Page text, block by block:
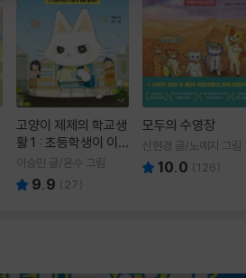
고양이 제제의 학교생
활 1 : 초등학생이 이
렇게 힘들 줄이야
이승민 글/온수 그림
9.9 ( 27)
모두의 수영장
신현경 글/노예지 그림
10.0 (126)